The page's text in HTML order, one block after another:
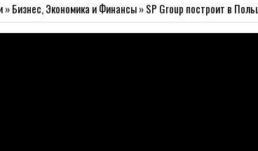
»Бизнес, Экономика и Финансы»SP Group построит в